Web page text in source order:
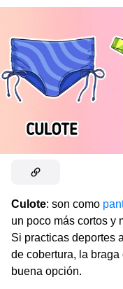
Culote: son como
un poco más cortos y
Si practicas deportes
de cobertura, la
buena opción.